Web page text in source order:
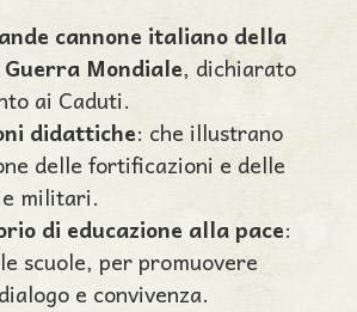
cannone italiano della
Guerra Mondiale, dichiarato
ai Caduti.
didattiche: che illustrano
delle fortificazioni e delle
militari.
di educazione alla pace:
scuole, per promuovere
e convivenza.